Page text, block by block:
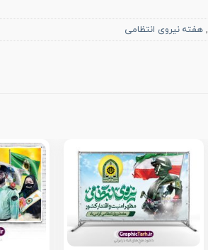
,هفته نیروی انتظامی